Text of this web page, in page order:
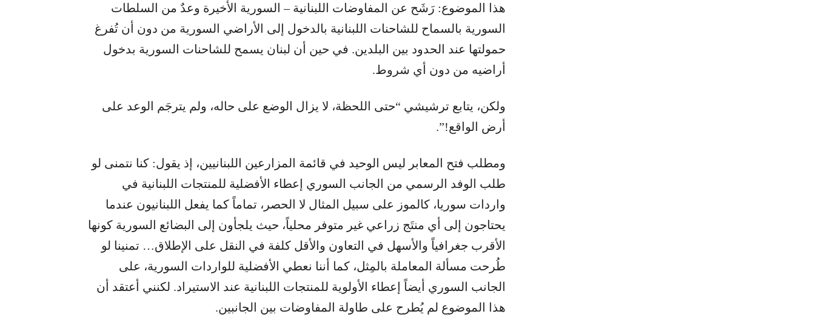
هذا الموضوع: رَشَح عن المفاوضات اللبنانية – السورية الأخيرة وعدٌ من السلطات
السورية بالسماح للشاحنات اللبنانية بالدخول إلى الأراضي السورية من دون أن تُفرغ
حمولتها عند الحدود بين البلدين. في حين أن لبنان يسمح للشاحنات السورية بدخول
أراضيه من دون أي شروط.
ولكن، يتابع ترشيشي “حتى اللحظة، لا يزال الوضع على حاله، ولم يترجَم الوعد على
أرض الواقع!”.
ومطلب فتح المعابر ليس الوحيد في قائمة المزارعين اللبنانيين، إذ يقول: كنا نتمنى لو
طلب الوفد الرسمي من الجانب السوري إعطاء الأفضلية للمنتجات اللبنانية في
واردات سوريا، كالموز على سبيل المثال لا الحصر، تماماً كما يفعل اللبنانيون عندما
يحتاجون إلى أي منتَج زراعي غير متوفر محلياً، حيث يلجأون إلى البضائع السورية كونها
الأقرب جغرافياً والأسهل في التعاون والأقل كلفة في النقل على الإطلاق… تمنينا لو
طُرحت مسألة المعاملة بالمِثل، كما أننا نعطي الأفضلية للواردات السورية، على
الجانب السوري أيضاً إعطاء الأولوية للمنتجات اللبنانية عند الاستيراد. لكنني أعتقد أن
هذا الموضوع لم يُطرح على طاولة المفاوضات بين الجانبين.